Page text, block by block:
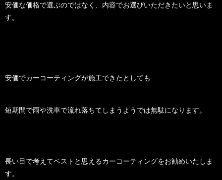
安価な価格で選ぶのではなく、内容でお選びいただきたいと思いま
す。
安価でカーコーティングが施工できたとしても
短期間で雨や洗車で流れ落ちてしまうようでは無駄になります。
長い目で考えてベストと思えるカーコーティングをお勧めいたしま
す。